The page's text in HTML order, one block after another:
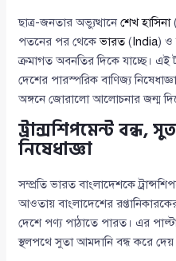
ছাত্র-জনতার অভ্যুত্থানেশেখ হাসিনা
পতনের পর থেকেভারত(India) ও
ক্রমাগত অবনতির দিকে যাচ্ছে।
দেশের পারস্পরিক বাণিজ্য
অঙ্গনে জোরালো আলোচনার জন্ম
ট্রান্সশিপমেন্ট বন্ধ,
নিষেধাজ্ঞা
সম্প্রতি ভারত বাংলাদেশকে
আওতায় বাংলাদেশের
দেশে পণ্য পাঠাতে পারত। এর
স্থলপথে সুতা আমদানি বন্ধ করে